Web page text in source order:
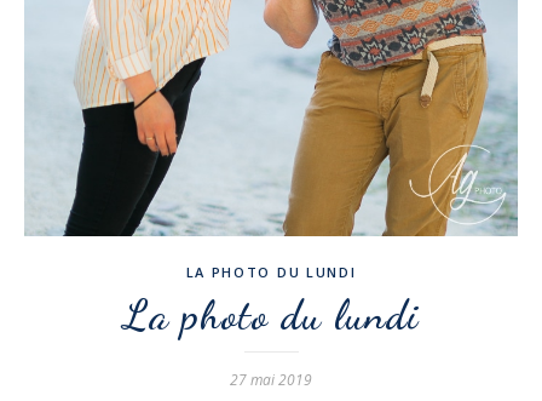
LA PHOTO DU LUNDI
La photo du lundi
27 mai 2019